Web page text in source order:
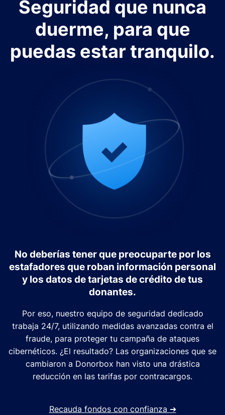
Seguridad que nunca
duerme, para que
puedas estar tranquilo.
No deberías tener que preocuparte por los
estafadores que roban información personal
y los datos de tarjetas de crédito de tus
donantes.
Por eso, nuestro equipo de seguridad dedicado
trabaja 24/7, utilizando medidas avanzadas contra el
fraude, para proteger tu campaña de ataques
cibernéticos. ¿El resultado? Las organizaciones que se
cambiaron a Donorbox han visto una drástica
reducción en las tarifas por contracargos.
Recauda fondos con confianza ➔